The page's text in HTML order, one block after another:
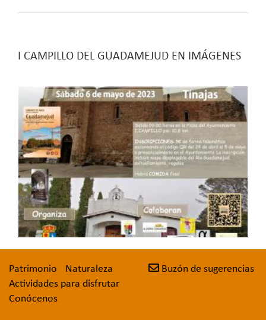
I CAMPILLO DEL GUADAMEJUD EN IMÁGENES
Patrimonio
Naturaleza
Actividades para disfrutar
Conócenos
Buzón de sugerencias